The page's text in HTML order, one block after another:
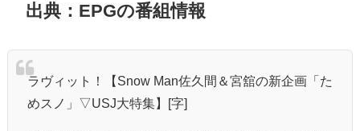
出典：EPGの番組情報
ラヴィット！【Snow Man佐久間＆宮舘の新企画「た
めスノ」▽USJ大特集】[字]